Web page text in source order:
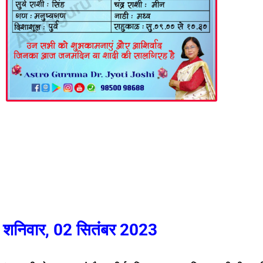
शनिवार, 02 सितंबर 2023